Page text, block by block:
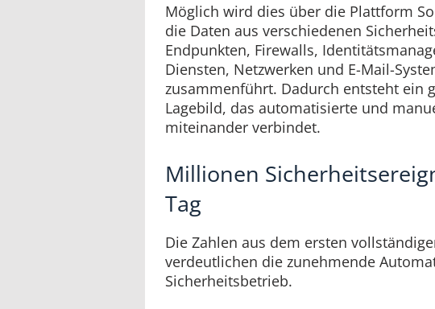
Möglich wird dies über die Plattform
die Daten aus verschiedenen
Endpunkten, Firewalls,
Diensten, Netzwerken und E-Mail-
zusammenführt. Dadurch entsteht ein
Lagebild, das automatisierte und
miteinander verbindet.
Millionen
Tag
Die Zahlen aus dem ersten
verdeutlichen die zunehmende
Sicherheitsbetrieb.